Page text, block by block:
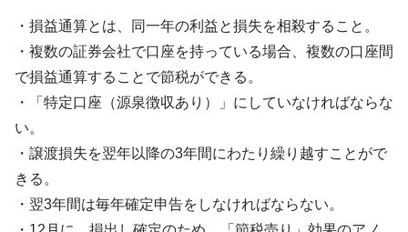
・損益通算とは、同一年の利益と損失を相殺すること。
・複数の証券会社で口座を持っている場合、複数の口座間
で損益通算することで節税ができる。
・「特定口座（源泉徴収あり）」にしていなければならな
い。
・譲渡損失を翌年以降の3年間にわたり繰り越すことがで
きる。
・翌3年間は毎年確定申告をしなければならない。